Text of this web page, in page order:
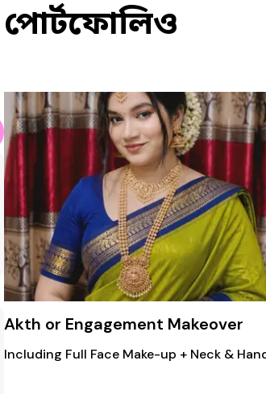
পোর্টফোলিও
Akth or Engagement Makeover